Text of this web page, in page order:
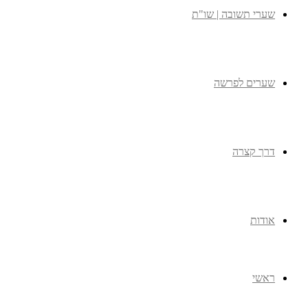
שערי תשובה | שו"ת
שערים לפרשה
דרך קצרה
אודות
ראשי